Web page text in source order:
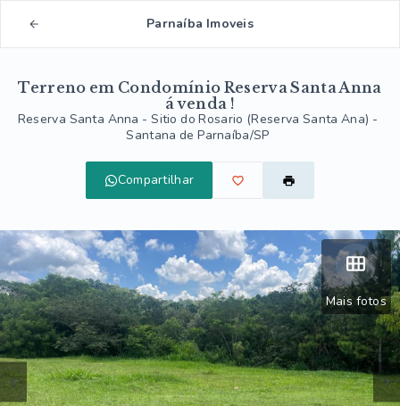
Parnaíba Imoveis
Terreno em Condomínio Reserva Santa Anna
á venda !
Reserva Santa Anna -Sitio do Rosario (Reserva Santa Ana) -
Santana de Parnaíba/SP
Compartilhar
Mais fotos